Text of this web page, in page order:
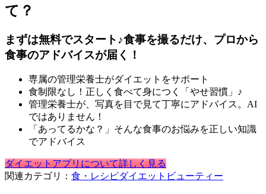
て？
まずは無料でスタート♪食事を撮るだけ、プロから
食事のアドバイスが届く！
専属の管理栄養士がダイエットをサポート
食制限なし！正しく食べて身につく「やせ習慣」♪
管理栄養士が、写真を目で見て丁寧にアドバイス。AI
ではありません！
「あってるかな？」そんな食事のお悩みを正しい知識
でアドバイス
ダイエットアプリについて詳しく見る
関連カテゴリ： 食・レシピダイエット ビューティー